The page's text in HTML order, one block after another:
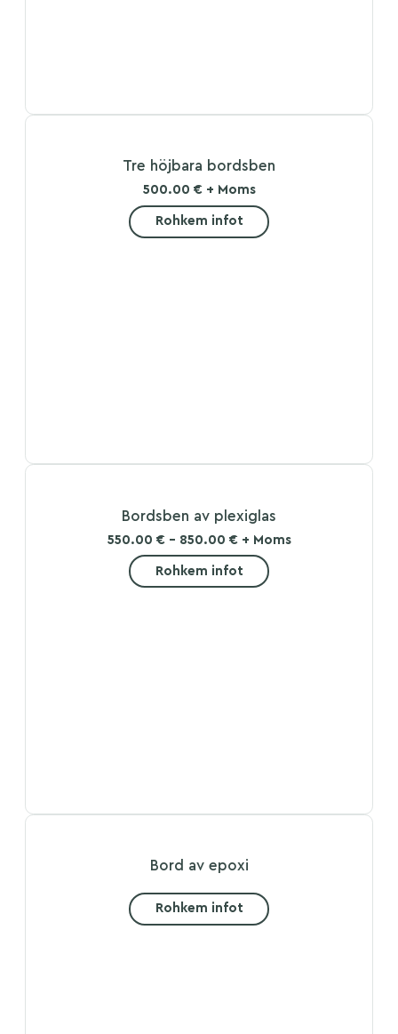
Tre höjbara bordsben
500.00 € + Moms
Rohkem infot
Bordsben av plexiglas
550.00 € - 850.00 € + Moms
Rohkem infot
Bord av epoxi
Rohkem infot